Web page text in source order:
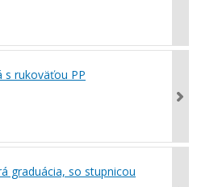
s rukoväťou PP
graduácia, so stupnicou